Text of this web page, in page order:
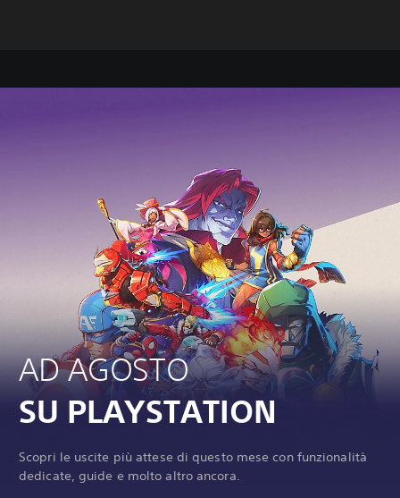
AD AGOSTO
SU PLAYSTATION
Scopri le uscite più attese di questo mese con funzionalità
dedicate, guide e molto altro ancora.